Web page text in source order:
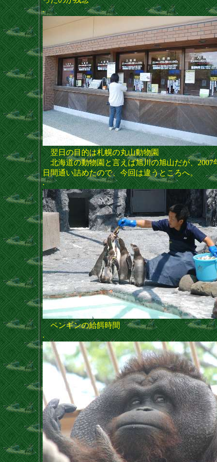
.
翌日の目的は札幌の丸山動物園
北海道の動物園と言えば旭川の旭山だが、2007
日間通い詰めたので、今回は違うところへ。
.
ペンギンの給餌時間
.